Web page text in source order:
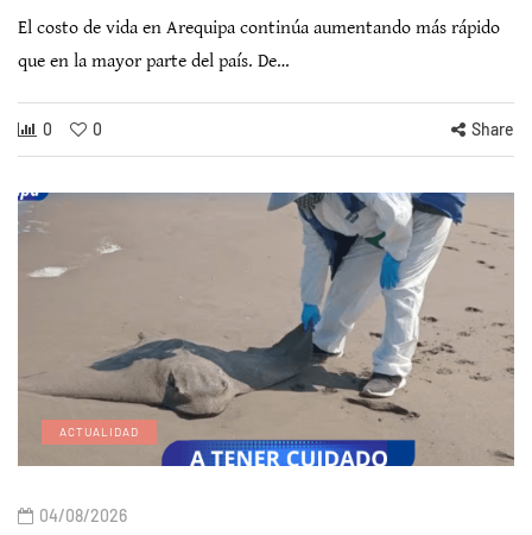
El costo de vida en Arequipa continúa aumentando más rápido
que en la mayor parte del país. De…
0 0 Share
ACTUALIDAD
04/08/2026